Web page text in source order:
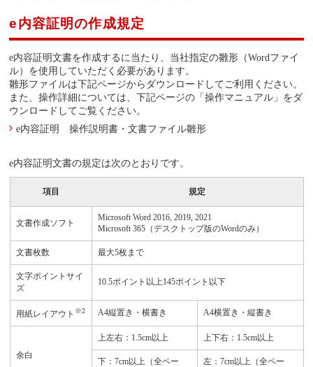
e内容証明の作成規定
e内容証明文書を作成するに当たり、当社指定の雛形（Wordファイ
ル）を使用していただく必要があります。
雛形ファイルは下記ページからダウンロードしてご利用ください。
また、操作詳細については、下記ページの「操作マニュアル」をダ
ウンロードしてご覧ください。
e内容証明 操作説明書・文書ファイル雛形
e内容証明文書の規定は次のとおりです。
項目 規定
文書作成ソフト
Microsoft Word 2016, 2019, 2021
Microsoft 365（デスクトップ版のWordのみ）
文書枚数 最大5枚まで
文字ポイントサイ
ズ
10.5ポイント以上145ポイント以下
用紙レイアウト ※2 A4縦置き・横書き A4横置き・縦書き
余白
上左右：1.5cm以上 上下右：1.5cm以上
下：7cm以上（全ペー
左：7cm以上（全ペー